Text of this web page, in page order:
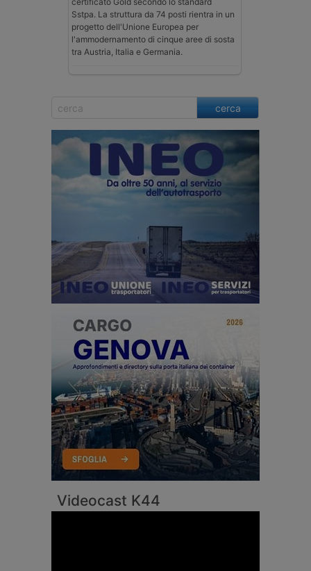
Sstpa. La struttura da 74 posti rientra in un
progetto dell'Unione Europea per
l'ammodernamento di cinque aree di sosta
tra Austria, Italia e Germania.
cerca
Videocast K44